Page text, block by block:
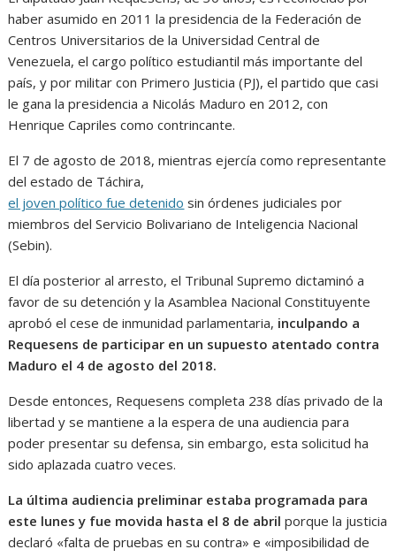
haber asumido en 2011 la presidencia de la Federación de
Centros Universitarios de la Universidad Central de
Venezuela, el cargo político estudiantil más importante del
país, y por militar con Primero Justicia (PJ), el partido que casi
le gana la presidencia a Nicolás Maduro en 2012, con
Henrique Capriles como contrincante.
El 7 de agosto de 2018, mientras ejercía como representante
del estado de Táchira,
el joven político fue detenido sin órdenes judiciales por
miembros del Servicio Bolivariano de Inteligencia Nacional
(Sebin).
El día posterior al arresto, el Tribunal Supremo dictaminó a
favor de su detención y la Asamblea Nacional Constituyente
aprobó el cese de inmunidad parlamentaria, inculpando a
Requesens de participar en un supuesto atentado contra
Maduro el 4 de agosto del 2018.
Desde entonces, Requesens completa 238 días privado de la
libertad y se mantiene a la espera de una audiencia para
poder presentar su defensa, sin embargo, esta solicitud ha
sido aplazada cuatro veces.
La última audiencia preliminar estaba programada para
este lunes y fue movida hasta el 8 de abril porque la justicia
declaró «falta de pruebas en su contra» e «imposibilidad de